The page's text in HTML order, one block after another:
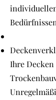
Ihre